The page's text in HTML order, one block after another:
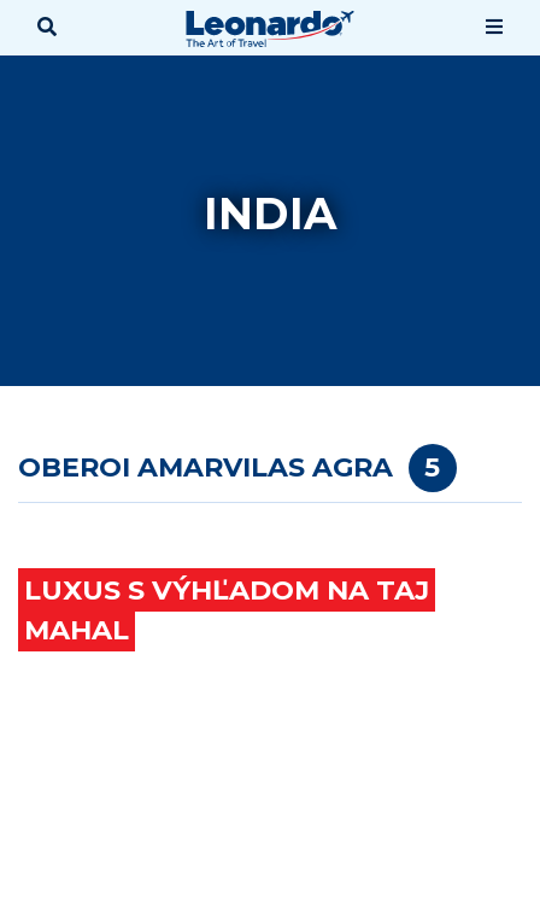
INDIA
OBEROI AMARVILAS AGRA 5
LUXUS S VÝHĽADOM NA TAJ
MAHAL